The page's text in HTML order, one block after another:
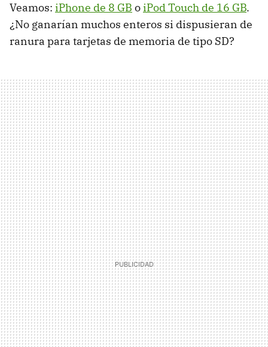
Veamos: iPhone de 8 GB oiPod Touch de 16 GB.
¿No ganarían muchos enteros si dispusieran de
ranura para tarjetas de memoria de tipo SD?